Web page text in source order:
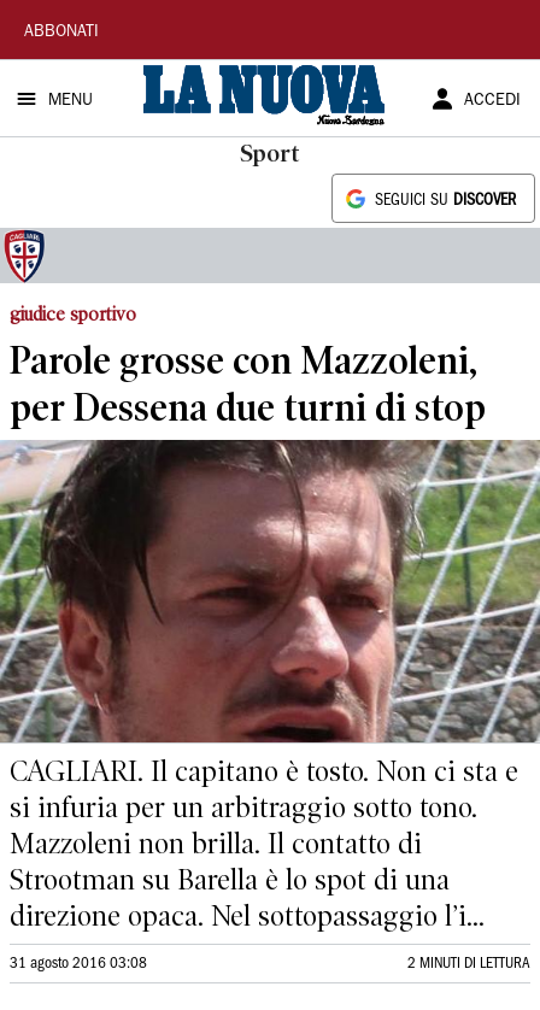
La
Nuova
Sardegna
ABBONATI
MENU ACCEDI
Sport
SEGUICI SU DISCOVER
giudice sportivo
Parole grosse con Mazzoleni,
per Dessena due turni di stop
CAGLIARI. Il capitano è tosto. Non ci sta e
si infuria per un arbitraggio sotto tono.
Mazzoleni non brilla. Il contatto di
Strootman su Barella è lo spot di una
direzione opaca. Nel sottopassaggio l’i...
31 agosto 2016 03:08 2 MINUTI DI LETTURA